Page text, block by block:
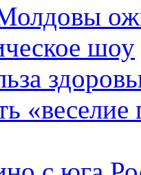
шоу